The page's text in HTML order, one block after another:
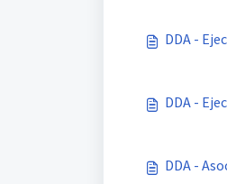
DDA -
DDA -
DDA -